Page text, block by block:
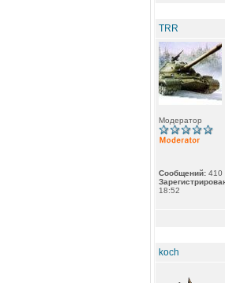
TRR
Модератор
Сообщений: 410
18:52
koch